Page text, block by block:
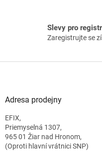
Slevy pro
Zaregistrujte se
Adresa prodejny
EFIX,
Priemyselná 1307,
965 01 Žiar nad Hronom,
(Oproti hlavní vrátnici SNP)